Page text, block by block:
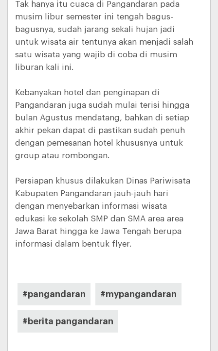
Tak hanya itu cuaca di Pangandaran pada
musim libur semester ini tengah bagus-
bagusnya, sudah jarang sekali hujan jadi
untuk wisata air tentunya akan menjadi salah
satu wisata yang wajib di coba di musim
liburan kali ini.
Kebanyakan hotel dan penginapan di
Pangandaran juga sudah mulai terisi hingga
bulan Agustus mendatang, bahkan di setiap
akhir pekan dapat di pastikan sudah penuh
dengan pemesanan hotel khususnya untuk
group atau rombongan.
Persiapan khusus dilakukan Dinas Pariwisata
Kabupaten Pangandaran jauh-jauh hari
dengan menyebarkan informasi wisata
edukasi ke sekolah SMP dan SMA area area
Jawa Barat hingga ke Jawa Tengah berupa
informasi dalam bentuk flyer.
#pangandaran #mypangandaran
#berita pangandaran